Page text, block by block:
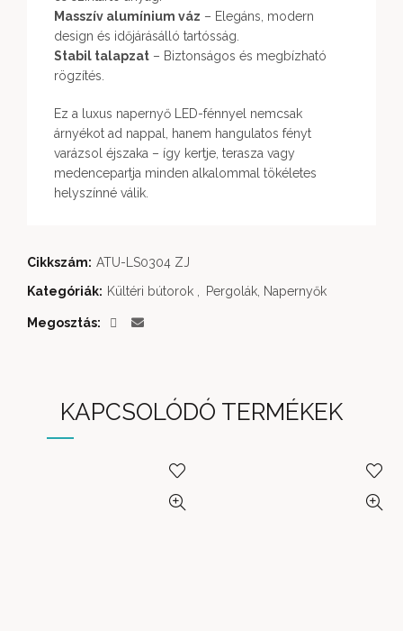
Masszív alumínium váz – Elegáns, modern
design és időjárásálló tartósság.
Stabil talapzat – Biztonságos és megbízható
rögzítés.
Ez a luxus napernyő LED-fénnyel nemcsak
árnyékot ad nappal, hanem hangulatos fényt
varázsol éjszaka – így kertje, terasza vagy
medencepartja minden alkalommal tökéletes
helyszínné válik.
Cikkszám: ATU-LS0304 ZJ
Kategóriák: Kültéri bútorok Pergolák, Napernyők
Megosztás
KAPCSOLÓDÓ TERMÉKEK